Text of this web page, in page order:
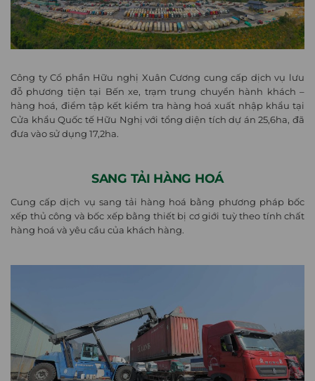
Công ty Cổ phần Hữu nghị Xuân Cương cung cấp dịch vụ lưu
đỗ phương tiện tại Bến xe, trạm trung chuyển hành khách –
hàng hoá, điểm tập kết kiểm tra hàng hoá xuất nhập khẩu tại
Cửa khẩu Quốc tế Hữu Nghị với tổng diện tích dự án 25,6ha, đã
đưa vào sử dụng 17,2ha.
SANG TẢI HÀNG HOÁ
Cung cấp dịch vụ sang tải hàng hoá bằng phương pháp bốc
xếp thủ công và bốc xếp bằng thiết bị cơ giới tuỳ theo tính chất
hàng hoá và yêu cầu của khách hàng.